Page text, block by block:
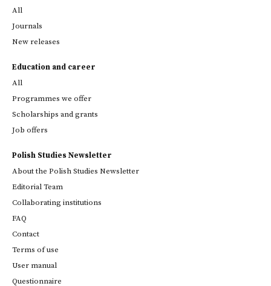
All
Journals
New releases
Education and career
All
Programmes we offer
Scholarships and grants
Job offers
Polish Studies Newsletter
About the Polish Studies Newsletter
Editorial Team
Collaborating institutions
FAQ
Contact
Terms of use
User manual
Questionnaire